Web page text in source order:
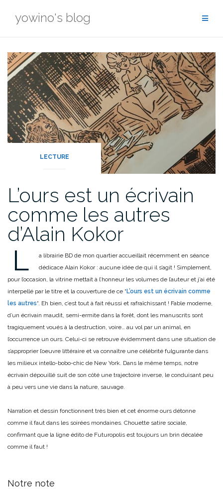
yowino's blog
LECTURE
L’ours est un écrivain
comme les autres
d’Alain Kokor
L
a librairie BD de mon quartier accueillait récemment en séance
dédicace Alain Kokor : aucune idée de qui il s’agit ! Simplement,
pour l’occasion, la vitrine mettait à l’honneur les volumes de l’auteur et j’ai été
interpellé par le titre et la couverture de ce “L’ours est un écrivain comme
les autres“. Eh bien, c’est tout à fait réussi et rafraîchissant ! Fable moderne,
d’un écrivain maudit, semi-ermite dans la forêt, dont les manuscrits sont
tragiquement voués à la destruction, voire… au vol par un animal, en
l’occurrence un ours. Celui-ci se retrouve évidemment dans une situation de
s’approprier l’oeuvre littéraire et va connaître une célébrité fulgurante dans
les milieux intello-bobo-chic de New York. Dans le même temps, notre
écrivain dépouillé suit de son côté une trajectoire inverse, le conduisant peu
à peu vers une vie dans la nature, sauvage.
Narration et dessin fonctionnent très bien et cet énorme ours détonne
comme il faut dans les soirées mondaines. Chouette satire sociale,
confirmant que la ligne édito de Futuropolis est toujours un brin décalée
comme il faut !
Notre note